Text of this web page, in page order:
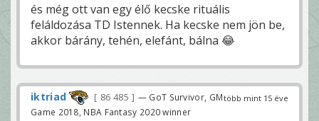
és még ott van egy élő kecske rituális
feláldozása TD Istennek. Ha kecske nem jön be,
akkor bárány, tehén, elefánt, bálna 😂
több mint 15 éve
iktriad 86 485
— GoT Survivor, GM
Game 2018, NBA Fantasy 2020 winner